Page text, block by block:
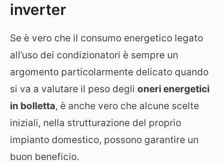
inverter
Se è vero che il consumo energetico legato
all’uso dei condizionatori è sempre un
argomento particolarmente delicato quando
si va a valutare il peso degli oneri energetici
in bolletta, è anche vero che alcune scelte
iniziali, nella strutturazione del proprio
impianto domestico, possono garantire un
buon beneficio.